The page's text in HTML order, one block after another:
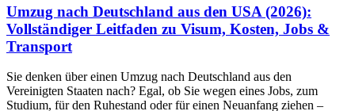
Umzug nach Deutschland aus den USA (2026):
Vollständiger Leitfaden zu Visum, Kosten, Jobs &
Transport
Sie denken über einen Umzug nach Deutschland aus den
Vereinigten Staaten nach? Egal, ob Sie wegen eines Jobs, zum
Studium, für den Ruhestand oder für einen Neuanfang ziehen –